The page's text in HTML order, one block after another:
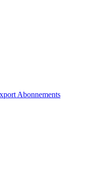
Abonnements